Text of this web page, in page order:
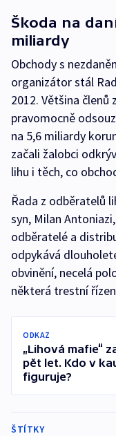
Škoda na
miliardy
Obchody s
organizátor stál
2012. Většina členů
pravomocně
na 5,6 miliardy
začali žalobci
lihu i těch, co
Řada z odběratelů
syn, Milan
odběratelé a
odpykává
obvinění, necelá
některá trestní
ODKAZ
„Lihová mafie“
pět let. Kdo v
figuruje?
ŠTÍTKY